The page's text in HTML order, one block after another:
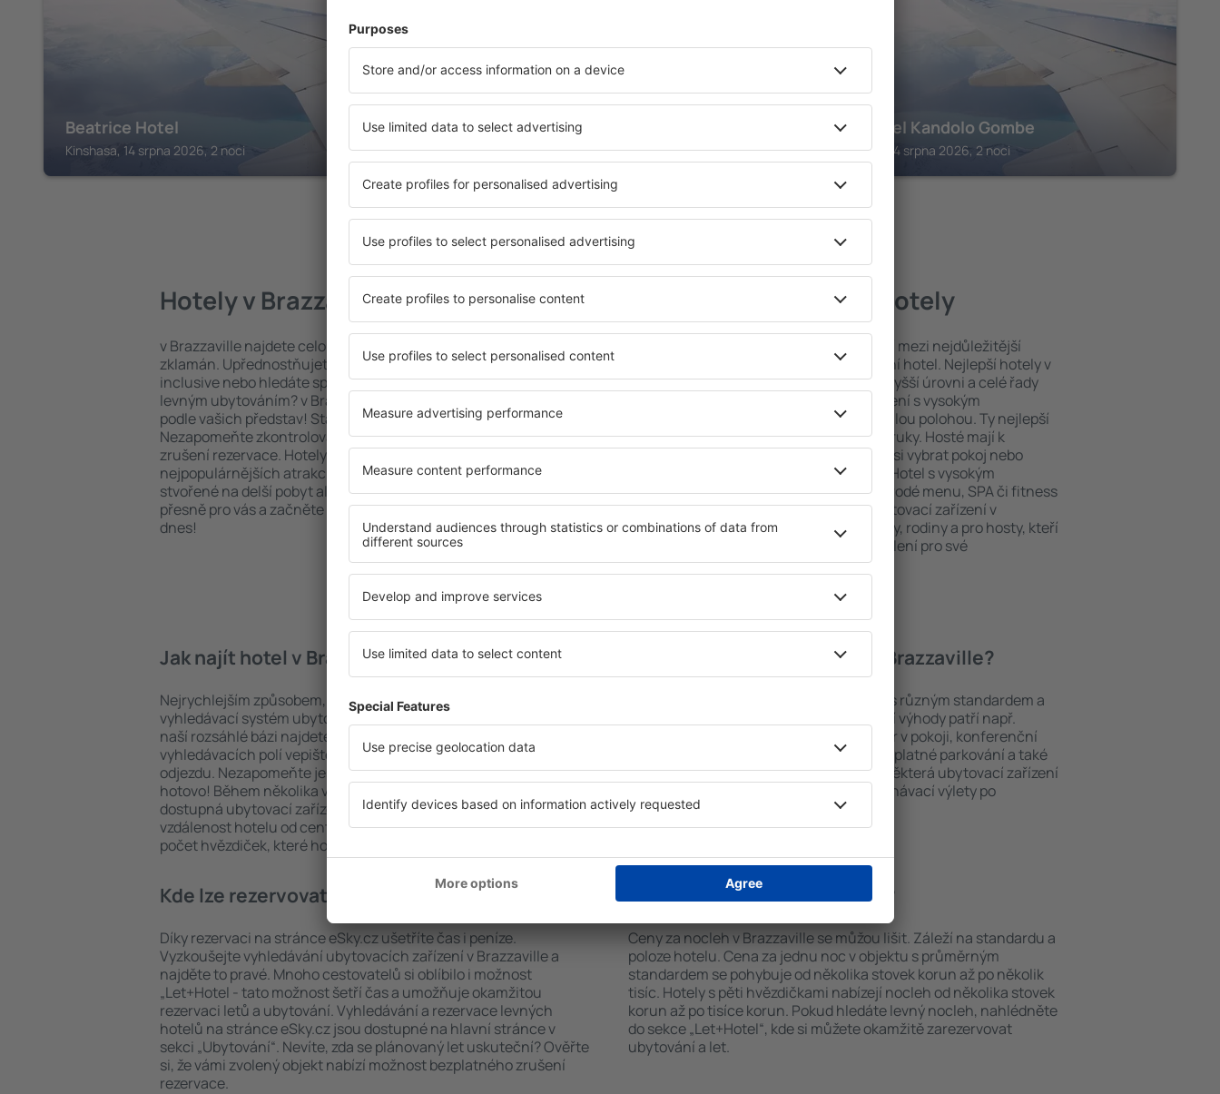
Beatrice Hotel
Kinshasa, 14 srpna 2026, 2 noci
Grand Lancaster Brazzaville
Brazzaville, 14 srpna 2026, 2 noci
Flat Hotel Kandolo Gombe
Kinshasa, 14 srpna 2026, 2 noci
Zobrazit více hotelů v Brazzaville
Hotely v Brazzaville
v Brazzaville najdete celou řadu hotelů. Žádný návštěvník nebude
zklamán. Upřednostňujete hotel na vysoké úrovni a nabídkou all
inclusive nebo hledáte spíše místa s poklidnou atmosférou a
levným ubytováním? v Brazzaville na vás čeká ubytování přesně
podle vašich představ! Stačí zvolit polohu a standard hotelu.
Nezapomeňte zkontrolovat způsob platby a možnost bezplatného
zrušení rezervace. Hotely v Brazzaville se nacházejí jak v blízkosti
nejpopulárnějších atrakcí, tak i v poklidnějších čtvrtích. Jsou jako
stvořené na delší pobyt ale i krátký výlet o víkendu. Vyberte hotel
přesně pro vás a začněte se balit na výlet nebo služební cestu už
dnes!
Brazzaville – nejlepší hotely
Komplexní služby a výhodná poloha patří mezi nejdůležitější
kritéria, která musí splnit každý exklusivní hotel. Nejlepší hotely v
Brazzaville jsou zárukou obsluhy na nejvyšší úrovni a celé řady
dalších výhod pro hosty. Ubytovací zařízení s vysokým
standardem se mohou pochlubit dokonalou polohou. Ty nejlepší
atrakce v Brazzaville tak máte na dosah ruky. Hosté mají k
dispozici i bezplatné parkování a mohou si vybrat pokoj nebo
apartmán přesně podle svých představ. Hotel s vysokým
standardem znamená mimo jiné i různorodé menu, SPA či fitness
areál nebo atrakce pro děti. Nejlepší ubytovací zařízení v
Brazzaville jsou skvělým řešením pro páry, rodiny a pro hosty, kteří
cestují služebně nebo chtějí pořádat školení pro své
zaměstnance.
Jak najít hotel v Brazzaville?
Nejrychlejším způsobem, jak najít hotel v Brazzaville, je
vyhledávací systém ubytovacích zařízení na stránce eSky. Díky
naší rozsáhlé bázi najdete přesně to, co hledáte. Do
vyhledávacích polí vepište cíl cesty a vyberte data příjezdu a
odjezdu. Nezapomeňte ještě uvést počet hostů a pokojů. A máte
hotovo! Během několika vteřin se před vámi objeví všechna
dostupná ubytovací zařízení. Snadno si pak můžete ověřit
vzdálenost hotelu od centra, způsob platby za ubytování nebo
počet hvězdiček, které hotel obdržel od předchozích návštěvníků.
Jaké zařízení nabízí hotely v Brazzaville?
Hotely v Brazzaville se řadí mezi objekty s různým standardem a
vybavením pro hosty. Mezi nejoblíbenější výhody patří např.
bezplatné wi-fi, SPA areál, minibar/trezor v pokoji, konferenční
centrum, restaurace, dětský koutek, bezplatné parkování a také
informační brožury o atrakcích v okolí. Některá ubytovací zařízení
nabízejí i transport z/na letiště nebo poznávací výlety po
historických památkách v Brazzaville.
Kde lze rezervovat hotel v Brazzaville?
Díky rezervaci na stránce eSky.cz ušetříte čas i peníze.
Vyzkoušejte vyhledávání ubytovacích zařízení v Brazzaville a
najděte to pravé. Mnoho cestovatelů si oblíbilo i možnost
„Let+Hotel - tato možnost šetří čas a umožňuje okamžitou
rezervaci letů a ubytování. Vyhledávání a rezervace levných
hotelů na stránce eSky.cz jsou dostupné na hlavní stránce v
sekci „Ubytování“. Nevíte, zda se plánovaný let uskuteční? Ověřte
si, že vámi zvolený objekt nabízí možnost bezplatného zrušení
rezervace.
Kolik stojí hotel v Brazzaville?
Ceny za nocleh v Brazzaville se můžou lišit. Záleží na standardu a
poloze hotelu. Cena za jednu noc v objektu s průměrným
standardem se pohybuje od několika stovek korun až po několik
tisíc. Hotely s pěti hvězdičkami nabízejí nocleh od několika stovek
korun až po tisíce korun. Pokud hledáte levný nocleh, nahlédněte
do sekce „Let+Hotel“, kde si můžete okamžitě zarezervovat
ubytování a let.